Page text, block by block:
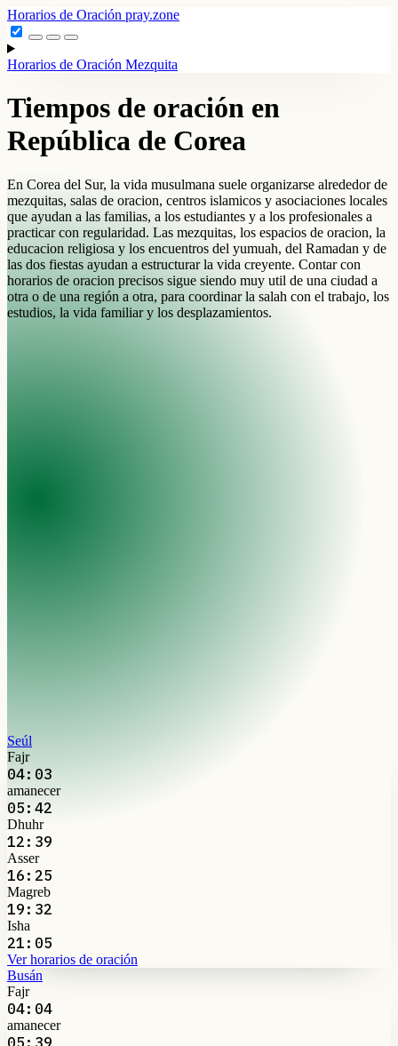
Horarios de Oración pray.zone
Horarios de Oración Mezquita
Tiempos de oración en
República de Corea
En Corea del Sur, la vida musulmana suele organizarse alrededor de
mezquitas, salas de oracion, centros islamicos y asociaciones locales
que ayudan a las familias, a los estudiantes y a los profesionales a
practicar con regularidad. Las mezquitas, los espacios de oracion, la
educacion religiosa y los encuentros del yumuah, del Ramadan y de
las dos fiestas ayudan a estructurar la vida creyente. Contar con
horarios de oracion precisos sigue siendo muy util de una ciudad a
otra o de una región a otra, para coordinar la salah con el trabajo, los
estudios, la vida familiar y los desplazamientos.
Seúl
Fajr
04:03
amanecer
05:42
Dhuhr
12:39
Asser
16:25
Magreb
19:32
Isha
21:05
Ver horarios de oración
Busán
Fajr
04:04
amanecer
05:39